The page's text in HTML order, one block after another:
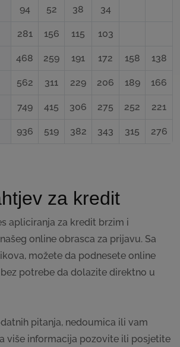
94 52 38 34
281 156 115 103
468 259 191 172 158 138
562 311 229 206 189 166
749 415 306 275 252 221
936 519 382 343 315 276
za kredit
apliciranja za kredit brzim i
online obrasca za prijavu. Sa
možete da podnesete online
potrebe da dolazite direktno u
pitanja, nedoumica ili vam
više informacija pozovite ili posjetite